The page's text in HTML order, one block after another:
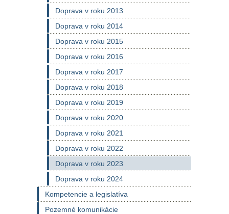
Doprava v roku 2013
Doprava v roku 2014
Doprava v roku 2015
Doprava v roku 2016
Doprava v roku 2017
Doprava v roku 2018
Doprava v roku 2019
Doprava v roku 2020
Doprava v roku 2021
Doprava v roku 2022
Doprava v roku 2023
Doprava v roku 2024
Kompetencie a legislatíva
Pozemné komunikácie